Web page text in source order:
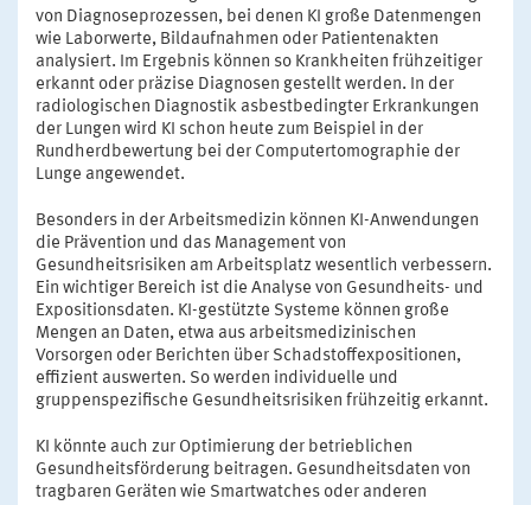
von Diagnoseprozessen, bei denen KI große Datenmengen
wie Laborwerte, Bildaufnahmen oder Patientenakten
analysiert. Im Ergebnis können so Krankheiten frühzeitiger
erkannt oder präzise Diagnosen gestellt werden. In der
radiologischen Diagnostik asbestbedingter Erkrankungen
der Lungen wird KI schon heute zum Beispiel in der
Rundherdbewertung bei der Computertomographie der
Lunge angewendet.
Besonders in der Arbeitsmedizin können KI-Anwendungen
die Prävention und das Management von
Gesundheitsrisiken am Arbeitsplatz wesentlich verbessern.
Ein wichtiger Bereich ist die Analyse von Gesundheits- und
Expositionsdaten. KI-gestützte Systeme können große
Mengen an Daten, etwa aus arbeitsmedizinischen
Vorsorgen oder Berichten über Schadstoffexpositionen,
effizient auswerten. So werden individuelle und
gruppenspezifische Gesundheitsrisiken frühzeitig erkannt.
KI könnte auch zur Optimierung der betrieblichen
Gesundheitsförderung beitragen. Gesundheitsdaten von
tragbaren Geräten wie Smartwatches oder anderen